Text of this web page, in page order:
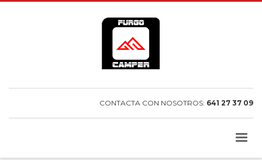
CONTACTA CON NOSOTROS: 641 27 37 09